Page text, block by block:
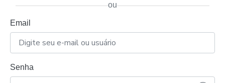
ou
Email
Senha